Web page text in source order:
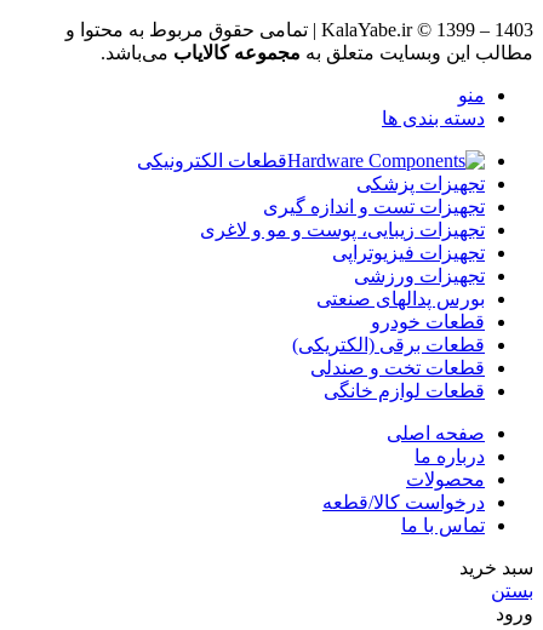
KalaYabe.ir © 1399 – 1403 | تمامی حقوق مربوط به محتوا و
مطالب این وبسایت متعلق به مجموعه کالایاب می‌باشد.
منو
دسته بندی ها
قطعات الکترونیکی
تجهیزات پزشکی
تجهیزات تست و اندازه گیری
تجهیزات زیبایی، پوست و مو و لاغری
تجهیزات فیزیوتراپی
تجهیزات ورزشی
بورس پدالهای صنعتی
قطعات خودرو
قطعات برقی (الکتریکی)
قطعات تخت و صندلی
قطعات لوازم خانگی
صفحه اصلی
درباره ما
محصولات
درخواست کالا/قطعه
تماس با ما
سبد خرید
بستن
ورود